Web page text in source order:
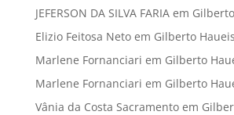
JEFERSON DA SILVA FARIAem
Elizio Feitosa Netoem Gilberto
Marlene Fornanciari em Gilberto
Marlene Fornanciari em Gilberto
Vânia da Costa Sacramentoem